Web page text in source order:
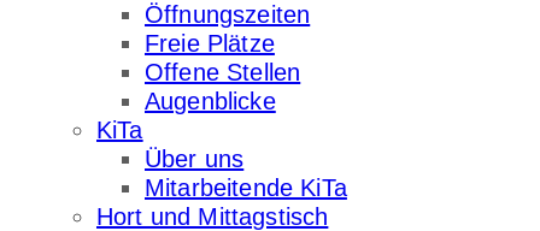
Öffnungszeiten
Freie Plätze
Offene Stellen
Augenblicke
KiTa
Über uns
Mitarbeitende KiTa
Hort und Mittagstisch